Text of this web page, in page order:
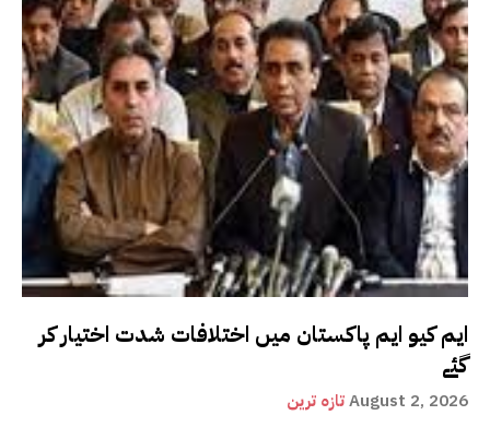
ایم کیو ایم پاکستان میں اختلافات شدت اختیار کر
گئے
تازہ ترینAugust 2, 2026